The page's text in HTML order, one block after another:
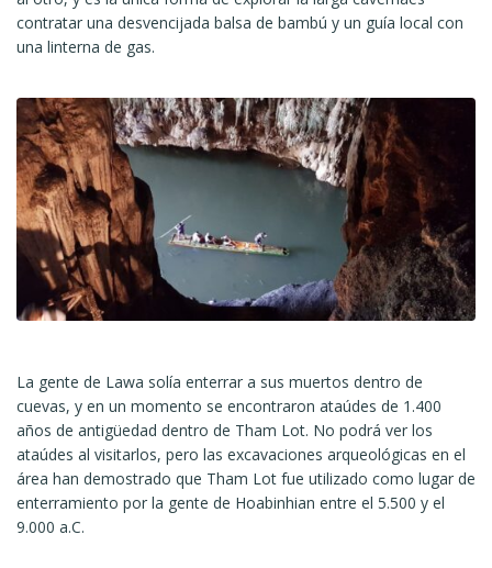
contratar una desvencijada balsa de bambú y un guía local con
una linterna de gas.
La gente de Lawa solía enterrar a sus muertos dentro de
cuevas, y en un momento se encontraron ataúdes de 1.400
años de antigüedad dentro de Tham Lot. No podrá ver los
ataúdes al visitarlos, pero las excavaciones arqueológicas en el
área han demostrado que Tham Lot fue utilizado como lugar de
enterramiento por la gente de Hoabinhian entre el 5.500 y el
9.000 a.C.